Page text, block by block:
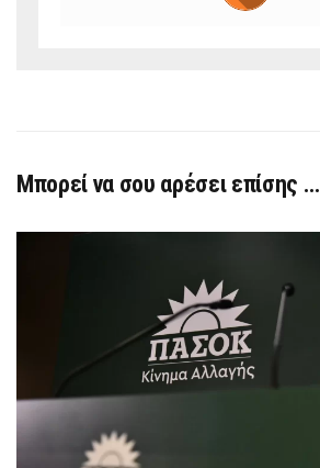
Μπορεί να σου αρέσει επίσης …